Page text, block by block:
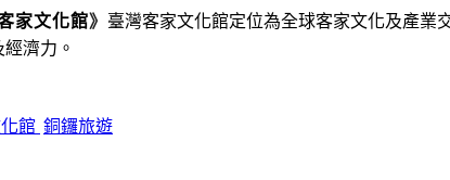
家文化館》 臺灣客家文化館定位為全球客家文化及產業
濟力。
館 銅鑼旅遊